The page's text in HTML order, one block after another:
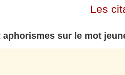
Les
sur le mot